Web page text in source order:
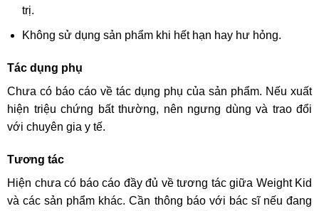
trị.
Không sử dụng sản phẩm khi hết hạn hay hư hỏng.
Tác dụng phụ
Chưa có báo cáo về tác dụng phụ của sản phẩm. Nếu xuất
hiện triệu chứng bất thường, nên ngưng dùng và trao đổi
với chuyên gia y tế.
Tương tác
Hiện chưa có báo cáo đầy đủ về tương tác giữa Weight Kid
và các sản phẩm khác. Cần thông báo với bác sĩ nếu đang